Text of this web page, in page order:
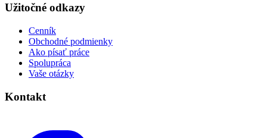
Užitočné odkazy
Cenník
Obchodné podmienky
Ako písať práce
Spolupráca
Vaše otázky
Kontakt